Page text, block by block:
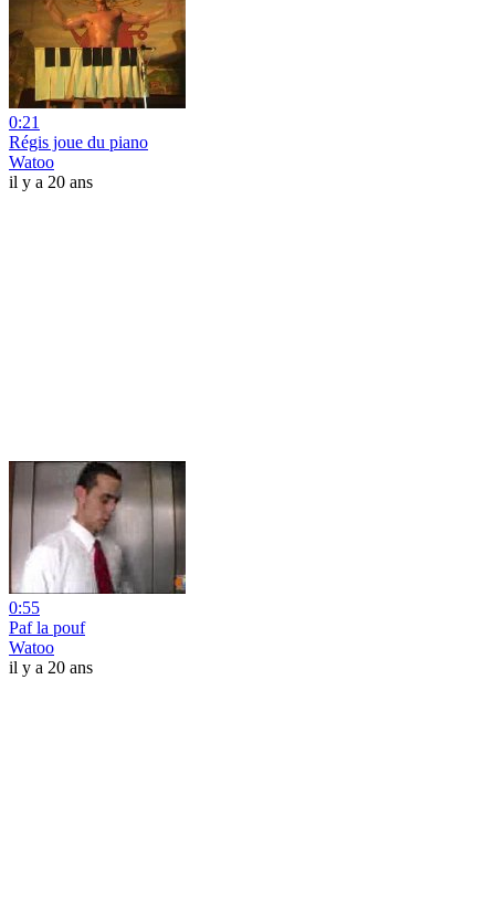
0:21
Régis joue du piano
Watoo
il y a 20 ans
0:55
Paf la pouf
Watoo
il y a 20 ans